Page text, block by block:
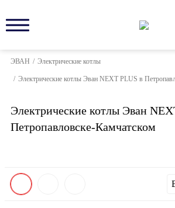
ЭВАН / Электрические котлы
/ Электрические котлы Эван NEXT PLUS в
Электрические котлы Эван
Петропавловске-Камчатском